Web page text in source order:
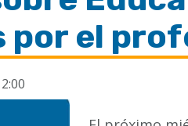
por el